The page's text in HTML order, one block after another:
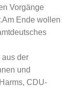
Vorgänge
Ende wollen
aus der
und
CDU-